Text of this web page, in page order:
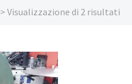
> Visualizzazione di 2 risultati